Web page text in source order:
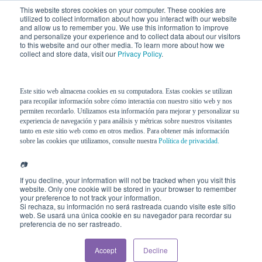
This website stores cookies on your computer. These cookies are
utilized to collect information about how you interact with our website
and allow us to remember you. We use this information to improve
and personalize your experience and to collect data about our visitors
to this website and our other media. To learn more about how we
collect and store data, visit our Privacy Policy.
Este sitio web almacena cookies en su computadora. Estas cookies se utilizan
para recopilar información sobre cómo interactúa con nuestro sitio web y nos
permiten recordarlo. Utilizamos esta información para mejorar y personalizar su
experiencia de navegación y para análisis y métricas sobre nuestros visitantes
tanto en este sitio web como en otros medios. Para obtener más información
sobre las cookies que utilizamos, consulte nuestra Política de privacidad.
📷
If you decline, your information will not be tracked when you visit this
website. Only one cookie will be stored in your browser to remember
your preference to not track your information.
Si rechaza, su información no será rastreada cuando visite este sitio
web. Se usará una única cookie en su navegador para recordar su
preferencia de no ser rastreado.
Accept Decline